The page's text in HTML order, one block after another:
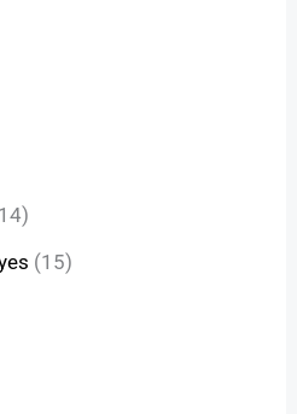
(15)